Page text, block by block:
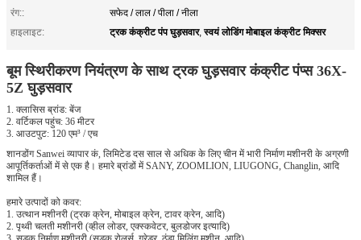
रंग::
सफेद / लाल / पीला / नीला
हाइलाइट:
ट्रक कंक्रीट पंप घुड़सवार,स्वयं लोडिंग मोबाइल कंक्रीट मिक्सर
बूम स्थिरीकरण नियंत्रण के साथ ट्रक घुड़सवार कंक्रीट पंप्स 36X-
5Z घुड़सवार
1. क्लासिस ब्रांड: बेंज
2. वर्टिकल पहुंच: 36 मीटर
3. आउटपुट: 120 एम³ / एच
शानडोंग Sanwei व्यापार कं, लिमिटेड दस साल से अधिक के लिए चीन में भारी निर्माण मशीनरी के अग्रणी
आपूर्तिकर्ताओं में से एक है। हमारे ब्रांडों में SANY, ZOOMLION, LIUGONG, Changlin, आदि
शामिल हैं।
हमारे उत्पादों को कवर:
1. उत्थान मशीनरी (ट्रक क्रेन, मोबाइल क्रेन, टावर क्रेन, आदि)
2. पृथ्वी चलती मशीनरी (व्हील लोडर, एक्स्कवेटर, बुलडोजर इत्यादि)